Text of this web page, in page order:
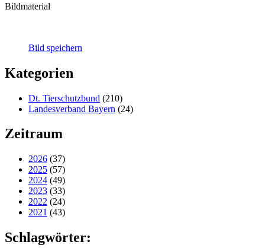
Bildmaterial
Bild speichern
Kategorien
Dt. Tierschutzbund (210)
Landesverband Bayern (24)
Zeitraum
2026 (37)
2025 (57)
2024 (49)
2023 (33)
2022 (24)
2021 (43)
Schlagwörter: